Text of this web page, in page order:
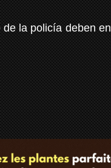
la policía deben